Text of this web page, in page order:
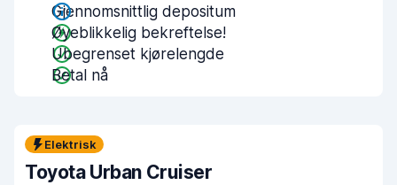
Gjennomsnittlig depositum
Øyeblikkelig bekreftelse!
Ubegrenset kjørelengde
Betal nå
Elektrisk
Toyota Urban Cruiser